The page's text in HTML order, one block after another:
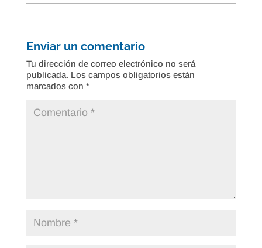
Enviar un comentario
Tu dirección de correo electrónico no será
publicada. Los campos obligatorios están
marcados con *